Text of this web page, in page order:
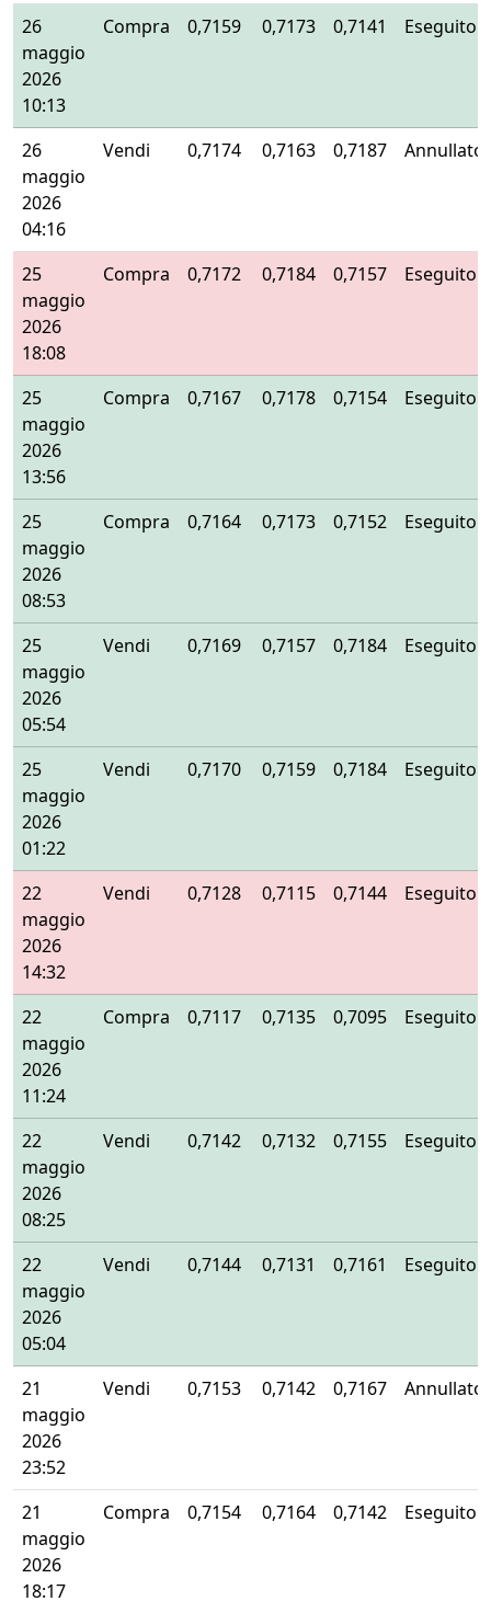
26
maggio
2026
10:13
Compra 0,7159 0,7173 0,7141 Eseguito
26
maggio
2026
04:16
Vendi 0,7174 0,7163 0,7187 Annullato
25
maggio
2026
18:08
Compra 0,7172 0,7184 0,7157 Eseguito
25
maggio
2026
13:56
Compra 0,7167 0,7178 0,7154 Eseguito
25
maggio
2026
08:53
Compra 0,7164 0,7173 0,7152 Eseguito
25
maggio
2026
05:54
Vendi 0,7169 0,7157 0,7184 Eseguito
25
maggio
2026
01:22
Vendi 0,7170 0,7159 0,7184 Eseguito
22
maggio
2026
14:32
Vendi 0,7128 0,7115 0,7144 Eseguito
22
maggio
2026
11:24
Compra 0,7117 0,7135 0,7095 Eseguito
22
maggio
2026
08:25
Vendi 0,7142 0,7132 0,7155 Eseguito
22
maggio
2026
05:04
Vendi 0,7144 0,7131 0,7161 Eseguito
21
maggio
2026
23:52
Vendi 0,7153 0,7142 0,7167 Annullato
21
maggio
2026
18:17
Compra 0,7154 0,7164 0,7142 Eseguito